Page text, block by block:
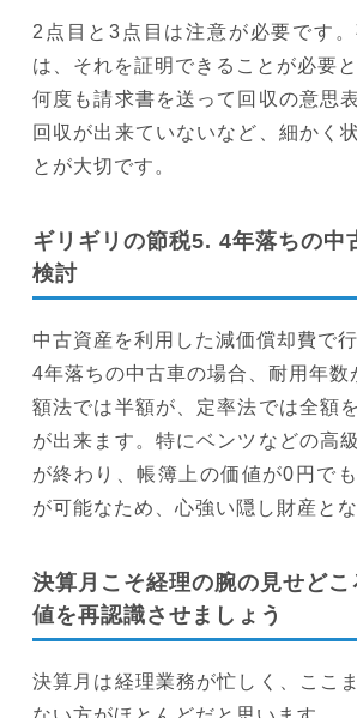
2点目と3点目は注意が必要です
は、それを証明できることが必要と
何度も請求書を送って回収の意思
回収が出来ていないなど、細かく
とが大切です。
ギリギリの節税5. 4年落ちの中
検討
中古資産を利用した減価償却費で行
4年落ちの中古車の場合、耐用年数
額法では半額が、定率法では全額
が出来ます。特にベンツなどの高
が終わり、帳簿上の価値が0円で
が可能なため、心強い隠し財産とな
決算月こそ経理の腕の見せど
値を再認識させましょう
決算月は経理業務が忙しく、ここ